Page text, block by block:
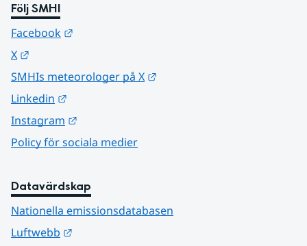
Följ SMHI
Facebook
X
SMHIs meteorologer på X
Linkedin
Instagram
Policy för sociala medier
Datavärdskap
Nationella emissionsdatabasen
Luftwebb